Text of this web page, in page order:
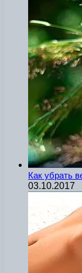
Как убрать
03.10.2017